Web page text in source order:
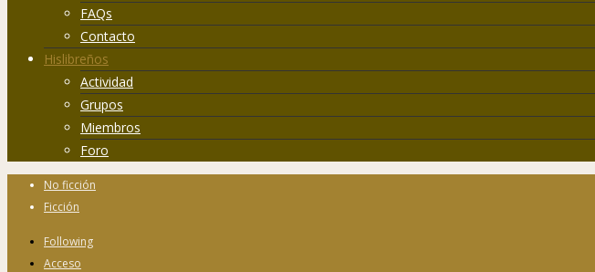
FAQs
Contacto
Hislibreños
Actividad
Grupos
Miembros
Foro
No ficción
Ficción
Following
Acceso